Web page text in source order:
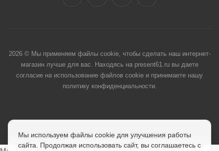
2026 © Мы применяем файлы cookie, чтобы сделать наш интернет-
магазин лучше для вас. Находясь на present61.ru вы даете
согласие на использование файлов cookie и принимаете нашу
политику конфиденциальности.
Мы используем файлы cookie для улучшения работы
сайта. Продолжая использовать сайт, вы соглашаетесь с